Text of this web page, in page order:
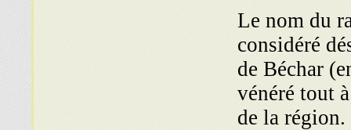
Le nom du
considéré
de Béchar
vénéré tout
de la région.